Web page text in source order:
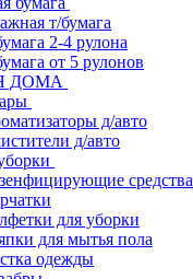
т/бумага
2-4 рулона
от 5 рулонов
ДОМА
д/авто
д/авто
средства
для уборки
для мытья пола
одежды